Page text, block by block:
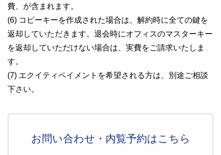
費、が含まれます。
(6) コピーキーを作成された場合は、解約時に全ての鍵を
返却していただきます。退会時にオフィスのマスターキー
を返却していただけない場合は、実費をご請求いたしま
す。
(7) エクイティペイメントを希望される方は、別途ご相談
下さい。
お問い合わせ・内覧予約はこちら